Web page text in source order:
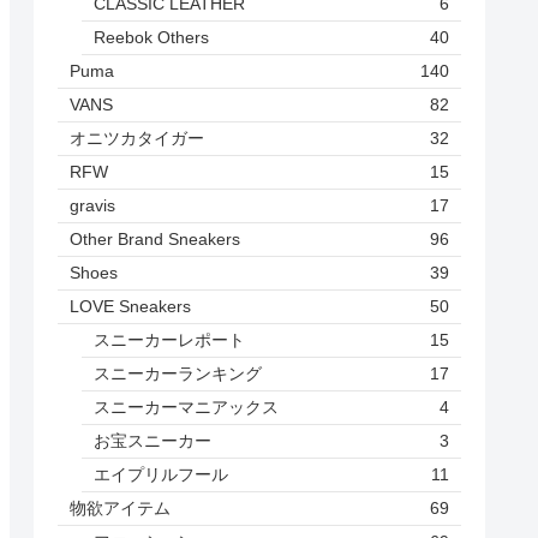
Reebok Others
40
Puma
140
VANS
82
オニツカタイガー
32
RFW
15
gravis
17
Other Brand Sneakers
96
Shoes
39
LOVE Sneakers
50
スニーカーレポート
15
スニーカーランキング
17
スニーカーマニアックス
4
お宝スニーカー
3
エイプリルフール
11
物欲アイテム
69